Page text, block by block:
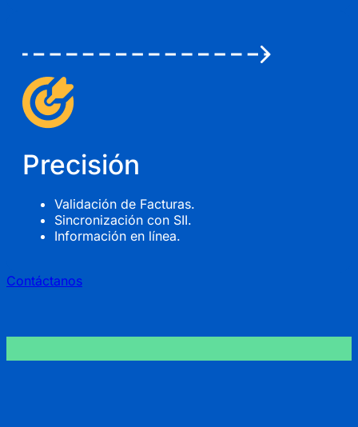
Precisión
Validación de Facturas.
Sincronización con SII.
Información en línea.
Contáctanos